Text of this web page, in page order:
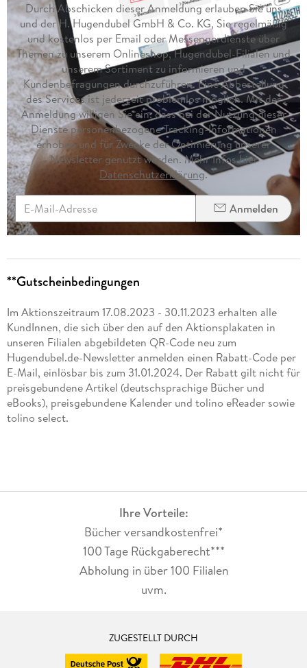
Durch Abschicken dieser Anmeldung erlauben Sie uns
und der H. Hugendubel GmbH & Co. KG, Sie regelmäßig
und kostenlos per Email oder Messengerdienste über
Themen zu unserem Onlineshop, Hugendubel-Filialen und
unserem Sortiment zu informieren und
Kundenbefragungen durchzuführen. Eine Abbestellung
des Services ist jederzeit problemlos möglich. Mit der
Anmeldung willigen Sie ein, dass bei der Nutzung dieser
Dienste personenbezogene Tracking-Informationen
erhoben und für Zwecke der Optimierung unserer
Newsletter genutzt werden. Mehr Infos hier
Datenschutzerklärung.
Anmelden
**Gutscheinbedingungen
Im Aktionszeitraum 17.08.2023 - 30.11.2023 erhalten alle
KundInnen, die sich über den auf den Aktionsplakaten in
unseren Filialen abgebildeten QR-Code neu zum
Hugendubel.de-Newsletter anmelden einen Rabatt-Code per
E-Mail, einlösbar bis zum 31.01.2024. Der Rabatt gilt nicht für
preisgebundene Artikel (deutschsprachige Bücher und
eBooks), preisgebundene Kalender und tolino eReader sowie
tolino select.
Ihre Vorteile:
Bücher versandkostenfrei*
100 Tage Rückgaberecht***
Abholung in über 100 Filialen
uvm.
ZUGESTELLT DURCH